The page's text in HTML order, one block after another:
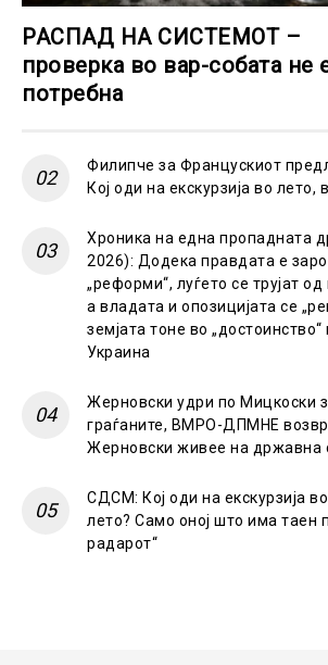
РАСПАД НА СИСТЕМОТ –
проверка во вар-собата не
потребна
Филипче за Францускиот
Кој оди на екскурзија во лето,
Хроника на една пропадната
2026): Додека правдата е
„реформи“, луѓето се трујат
а владата и опозицијата се
земјата тоне во
Украина
Жерновски удри по Мицкоски
граѓаните, ВМРО-ДПМНЕ
Жерновски живее на државна
СДСМ: Кој оди на екскурзија
лето? Само оној што има таен
радарот“